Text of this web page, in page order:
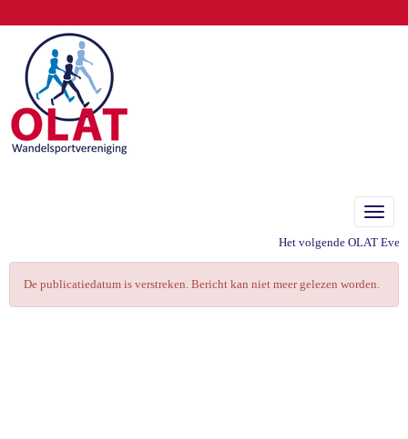
Het volgende OLAT
De publicatiedatum is verstreken. Bericht kan niet meer gelezen worden.